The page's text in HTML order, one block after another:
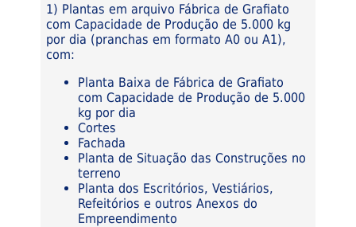
1) Plantas em arquivo Fábrica de Grafiato
com Capacidade de Produção de 5.000 kg
por dia (pranchas em formato A0 ou A1),
com:
Planta Baixa de Fábrica de Grafiato
com Capacidade de Produção de 5.000
kg por dia
Cortes
Fachada
Planta de Situação das Construções no
terreno
Planta dos Escritórios, Vestiários,
Refeitórios e outros Anexos do
Empreendimento